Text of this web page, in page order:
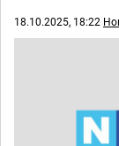
18.10.2025, 18:22